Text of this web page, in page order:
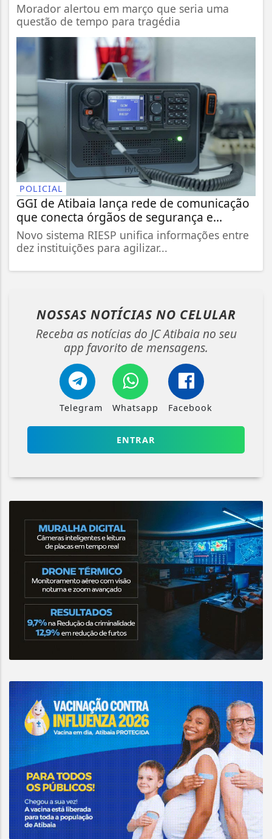
Morador alertou em março que seria uma
questão de tempo para tragédia
POLICIAL
GGI de Atibaia lança rede de comunicação
que conecta órgãos de segurança e...
Novo sistema RIESP unifica informações entre
dez instituições para agilizar...
NOSSAS NOTÍCIAS NO CELULAR
Receba as notícias do JC Atibaia no seu
app favorito de mensagens.
Telegram Whatsapp Facebook
ENTRAR